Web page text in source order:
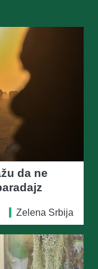
da ne
Zelena Srbija